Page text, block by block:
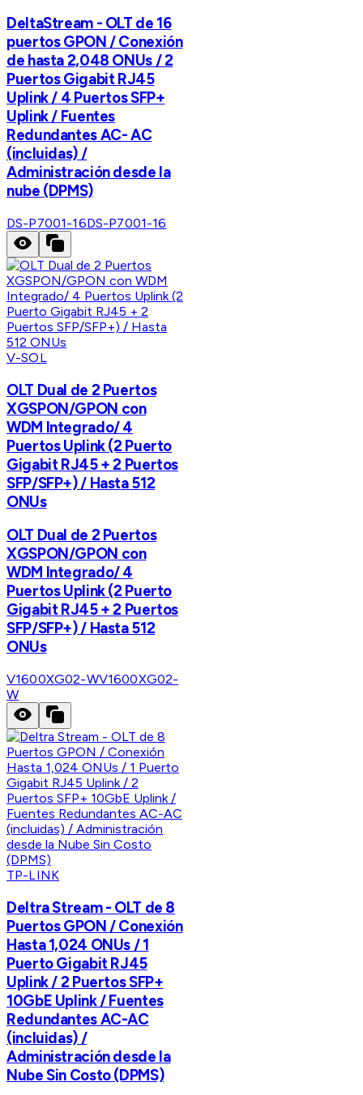
DeltaStream - OLT de 16
puertos GPON / Conexión
de hasta 2,048 ONUs / 2
Puertos Gigabit RJ45
Uplink / 4 Puertos SFP+
Uplink / Fuentes
Redundantes AC- AC
(incluidas) /
Administración desde la
nube (DPMS)
DS-P7001-16DS-P7001-16
V-SOL
OLT Dual de 2 Puertos
XGSPON/GPON con
WDM Integrado/ 4
Puertos Uplink (2 Puerto
Gigabit RJ45 + 2 Puertos
SFP/SFP+) / Hasta 512
ONUs
OLT Dual de 2 Puertos
XGSPON/GPON con
WDM Integrado/ 4
Puertos Uplink (2 Puerto
Gigabit RJ45 + 2 Puertos
SFP/SFP+) / Hasta 512
ONUs
V1600XG02-WV1600XG02-
W
TP-LINK
Deltra Stream - OLT de 8
Puertos GPON / Conexión
Hasta 1,024 ONUs / 1
Puerto Gigabit RJ45
Uplink / 2 Puertos SFP+
10GbE Uplink / Fuentes
Redundantes AC-AC
(incluidas) /
Administración desde la
Nube Sin Costo (DPMS)